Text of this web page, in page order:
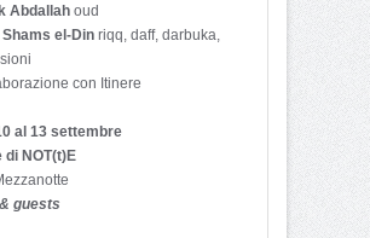
Abdallah oud
el-Din riqq, daff, darbuka,
con Itinere
al 13 settembre
di NOT(t)E
guests